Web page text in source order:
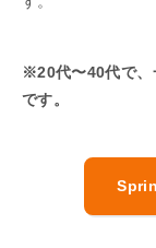
※20代〜40代で、
です。